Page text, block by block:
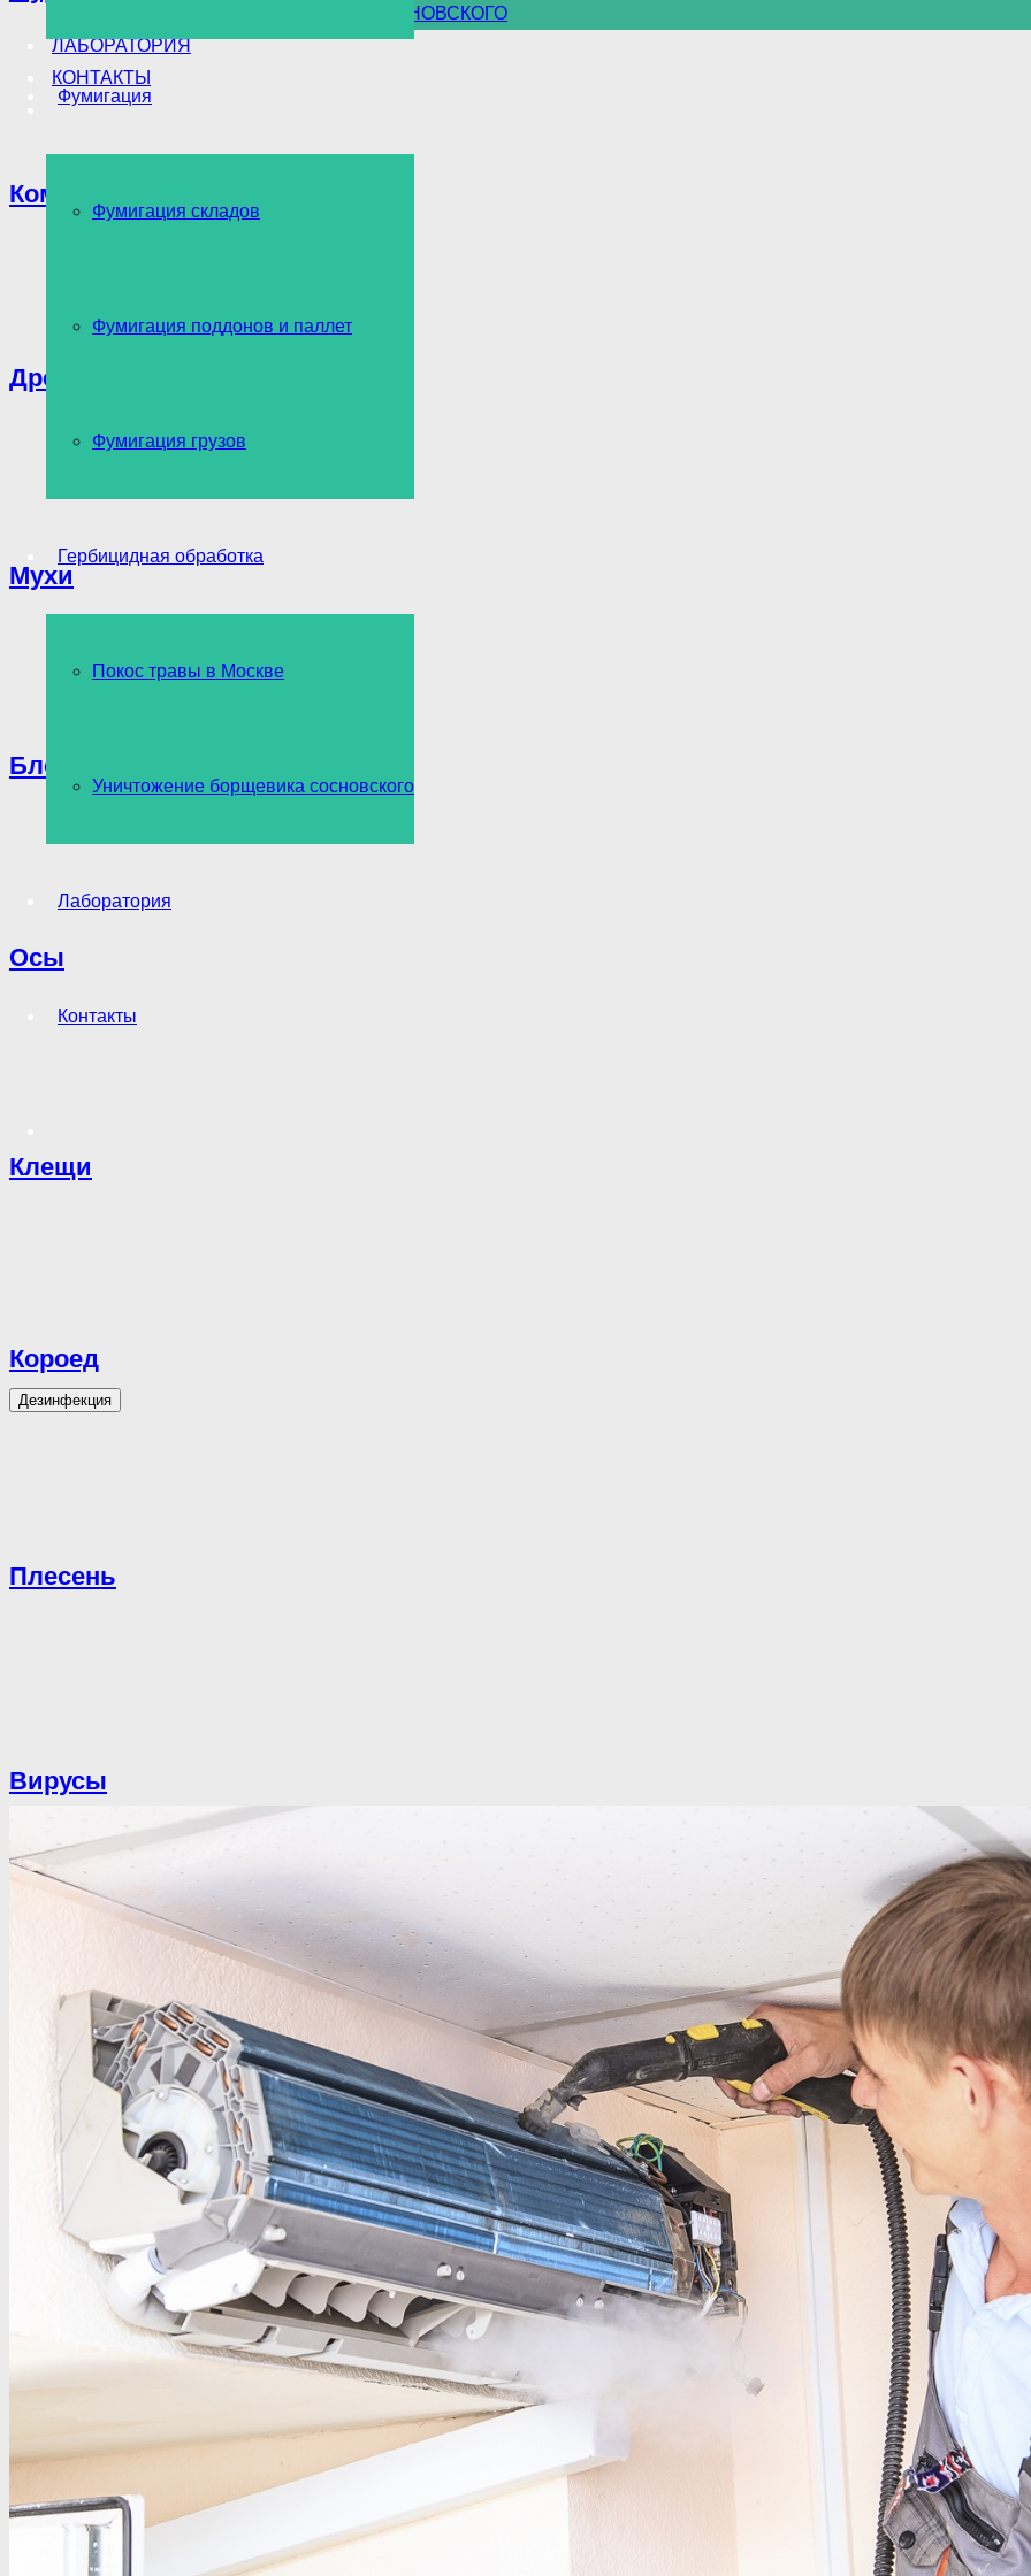
Фумигация
Фумигация складов
Фумигация поддонов и паллет
Фумигация грузов
Гербицидная обработка
Покос травы в Москве
Уничтожение борщевика сосновского
Лаборатория
Контакты
УНИЧТОЖЕНИЕ БОРЩЕВИКА СОСНОВСКОГО
ЛАБОРАТОРИЯ
КОНТАКТЫ
Комары
Древоточец
Мухи
Блохи
Осы
Клещи
Короед
Дезинфекция
Плесень
Вирусы